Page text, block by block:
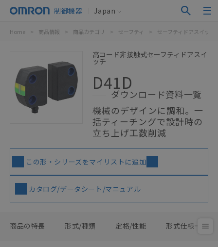
制御機器 Japan
Home > 商品情報 > 商品カテゴリ > セーフティ > セーフティドアスイッチ
高コード非接触式セーフティドアスイ
ッチ
D41D
ダウンロード資料一覧
機械のデザインに調和。一
括ティーチングで設計時の
立ち上げ工数削減
この形・シリーズをマイリストに追加
カタログ/データシート/マニュアル
商品の特長 形式/種類 定格/性能 形式仕様一覧